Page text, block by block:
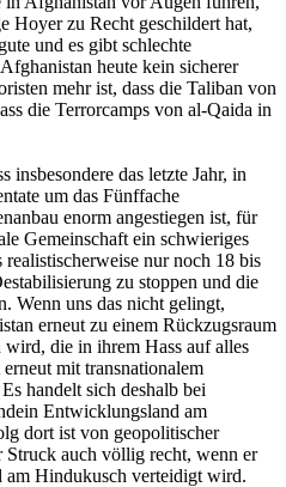
Hoyer zu Recht geschildert hat,
und es gibt schlechte
heute kein sicherer
mehr ist, dass die Taliban von
die Terrorcamps von al-Qaida in
insbesondere das letzte Jahr, in
um das Fünffache
enorm angestiegen ist, für
Gemeinschaft ein schwieriges
realistischerweise nur noch 18 bis
zu stoppen und die
Wenn uns das nicht gelingt,
erneut zu einem Rückzugsraum
die in ihrem Hass auf alles
mit transnationalem
handelt sich deshalb bei
Entwicklungsland am
dort ist von geopolitischer
Struck auch völlig recht, wenn er
am Hindukusch verteidigt wird.